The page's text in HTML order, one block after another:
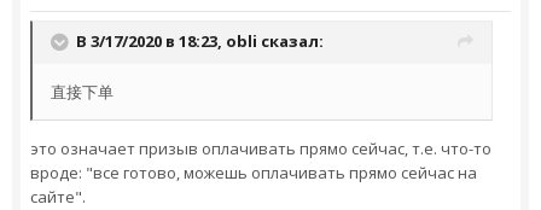
В 3/17/2020 в 18:23, obli сказал:
直接下单
это означает призыв оплачивать прямо сейчас, т.е. что-то
вроде: "все готово, можешь оплачивать прямо сейчас на
сайте".